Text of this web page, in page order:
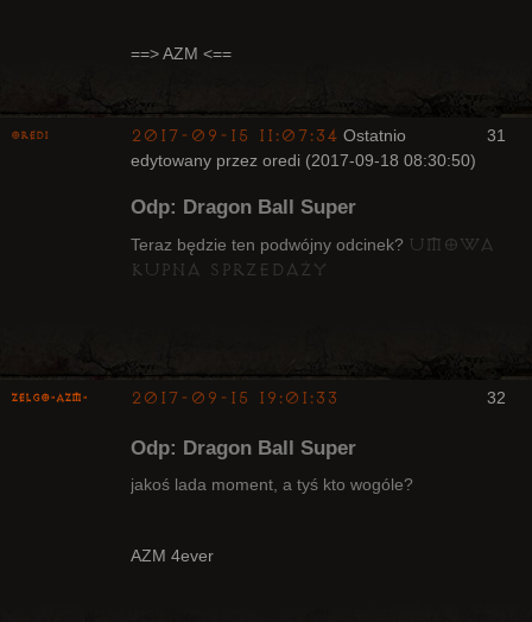
==> AZM <==
31
oredi 2017-09-15 11:07:34 Ostatnio
edytowany przez oredi (2017-09-18 08:30:50)
Odp: Dragon Ball Super
Teraz będzie ten podwójny odcinek? umowa
kupna sprzedaży
32
ZelgO-AZM- 2017-09-15 19:01:33
Odp: Dragon Ball Super
jakoś lada moment, a tyś kto wogóle?
AZM 4ever